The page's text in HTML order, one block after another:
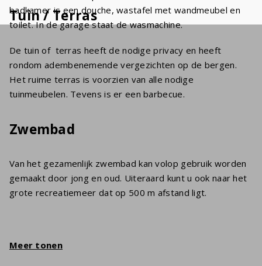
badkamer is een douche, wastafel met wandmeubel en
toilet. In de garage staat de wasmachine.
Tuin / Terras
De tuin of terras heeft de nodige privacy en heeft
rondom adembenemende vergezichten op de bergen.
Het ruime terras is voorzien van alle nodige
tuinmeubelen. Tevens is er een barbecue.
Zwembad
Van het gezamenlijk zwembad kan volop gebruik worden
gemaakt door jong en oud. Uiteraard kunt u ook naar het
grote recreatiemeer dat op 500 m afstand ligt.
Meer tonen